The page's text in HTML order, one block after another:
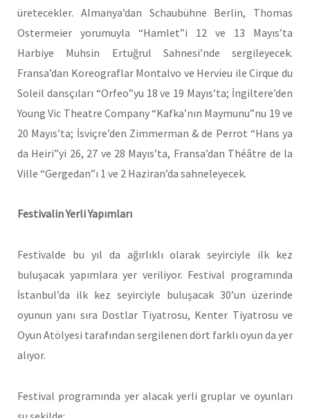
üretecekler. Almanya’dan Schaubühne Berlin, Thomas
Ostermeier yorumuyla “Hamlet”i 12 ve 13 Mayıs’ta
Harbiye Muhsin Ertuğrul Sahnesi’nde sergileyecek.
Fransa’dan Koreograflar Montalvo ve Hervieu ile Cirque du
Soleil dansçıları “Orfeo”yu 18 ve 19 Mayıs’ta; İngiltere’den
Young Vic Theatre Company “Kafka’nın Maymunu”nu 19 ve
20 Mayıs’ta; İsviçre’den Zimmerman & de Perrot “Hans ya
da Heiri”yi 26, 27 ve 28 Mayıs’ta, Fransa’dan Théâtre de la
Ville “Gergedan”ı 1 ve 2 Haziran’da sahneleyecek.
Festivalin Yerli Yapımları
Festivalde bu yıl da ağırlıklı olarak seyirciyle ilk kez
buluşacak yapımlara yer veriliyor. Festival programında
İstanbul’da ilk kez seyirciyle buluşacak 30’un üzerinde
oyunun yanı sıra Dostlar Tiyatrosu, Kenter Tiyatrosu ve
Oyun Atölyesi tarafından sergilenen dört farklı oyun da yer
alıyor.
Festival programında yer alacak yerli gruplar ve oyunları